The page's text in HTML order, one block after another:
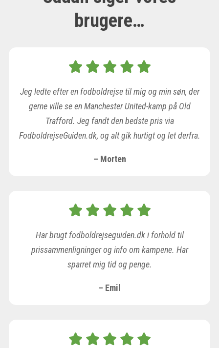
brugere…
Jeg ledte efter en fodboldrejse til mig og min søn, der
gerne ville se en Manchester United-kamp på Old
Trafford. Jeg fandt den bedste pris via
FodboldrejseGuiden.dk, og alt gik hurtigt og let derfra.
– Morten
Har brugt fodboldrejseguiden.dk i forhold til
prissammenligninger og info om kampene. Har
sparret mig tid og penge.
– Emil